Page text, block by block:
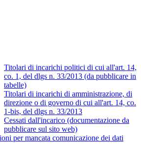
Titolari di incarichi politici di cui all'art. 14,
co. 1, del dlgs n. 33/2013 (da pubblicare in
tabelle)
Titolari di incarichi di amministrazione, di
direzione o di governo di cui all'art. 14, co.
1-bis, del dlgs n. 33/2013
Cessati dall'incarico (documentazione da
pubblicare sul sito web)
per mancata comunicazione dei dati